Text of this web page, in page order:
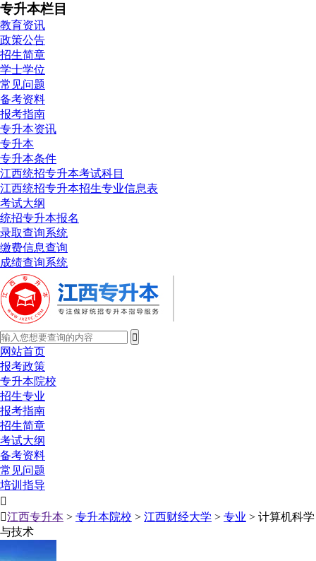
专升本栏目
教育资讯
政策公告
招生简章
学士学位
常见问题
备考资料
报考指南
专升本资讯
专升本
专升本条件
江西统招专升本考试科目
江西统招专升本招生专业信息表
考试大纲
统招专升本报名
录取查询系统
缴费信息查询
成绩查询系统
网站首页
报考政策
专升本院校
招生专业
报考指南
招生简章
考试大纲
备考资料
常见问题
培训指导

江西专升本 > 专升本院校 > 江西财经大学 > 专业 > 计算机科学
与技术